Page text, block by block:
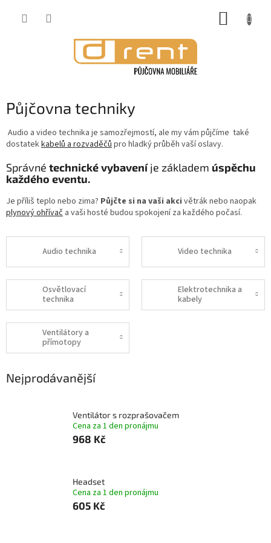
Půjčovna techniky
Audio a video technika je samozřejmostí, ale my vám půjčíme také
dostatekkabelů a rozvaděčů pro hladký průběh vaší oslavy.
Správné technické vybaveníje základem úspěchu
každého eventu.
Je příliš teplo nebo zima? Půjčte si na vaši akci větrák nebo naopak
plynový ohřívač a vaši hosté budou spokojení za každého počasí.
Audio technika Video technika
Osvětlovací
technika
Elektrotechnika a
kabely
Ventilátory a
přímotopy
Nejprodávanější
Ventilátor s rozprašovačem
Cena za 1 den pronájmu
968 Kč
Headset
Cena za 1 den pronájmu
605 Kč